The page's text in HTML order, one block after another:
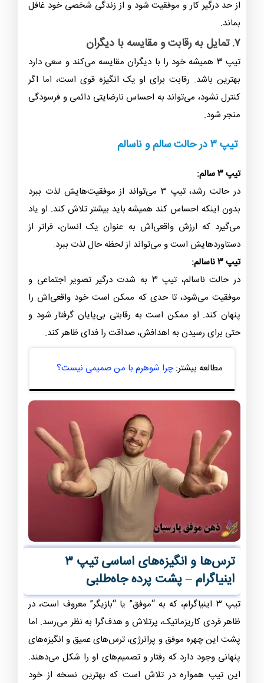
از حد درگیر کار و موفقیت شود و از زندگی شخصی خود غافل
بماند.
۷. تمایل به رقابت و مقایسه با دیگران
تیپ ۳ همیشه خود را با دیگران مقایسه می‌کند و سعی دارد
بهترین باشد. رقابت برای او یک انگیزه قوی است، اما اگر
کنترل نشود، می‌تواند به احساس نارضایتی دائمی و فرسودگی
منجر شود.
تیپ ۳ در حالت سالم و ناسالم
تیپ ۳ سالم:
در حالت رشد، تیپ ۳ می‌تواند از موفقیت‌هایش لذت ببرد
بدون اینکه احساس کند همیشه باید بیشتر تلاش کند. او یاد
می‌گیرد که ارزش واقعی‌اش به عنوان یک انسان، فراتر از
دستاوردهایش است و می‌تواند از لحظه حال لذت ببرد.
تیپ ۳ ناسالم:
در حالت ناسالم، تیپ ۳ به شدت درگیر تصویر اجتماعی و
موفقیت می‌شود، تا حدی که ممکن است خود واقعی‌اش را
پنهان کند. او ممکن است به رقابتی بی‌پایان گرفتار شود و
حتی برای رسیدن به اهدافش، صداقت را فدای ظاهر کند.
مطالعه بیشتر:چرا شوهرم با من صمیمی نیست؟
ترس‌ها و انگیزه‌های اساسی تیپ ۳
اینیاگرام – پشت پرده جاه‌طلبی
تیپ ۳ اینیاگرام، که به “موفق” یا “بازیگر” معروف است، در
ظاهر فردی کاریزماتیک، پرتلاش و هدف‌گرا به نظر می‌رسد. اما
پشت این چهره موفق و پرانرژی، ترس‌های عمیق و انگیزه‌های
پنهانی وجود دارد که رفتار و تصمیم‌های او را شکل می‌دهند.
این تیپ همواره در تلاش است که بهترین نسخه از خود